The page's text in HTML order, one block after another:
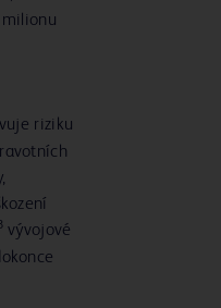
riziku
vývojové